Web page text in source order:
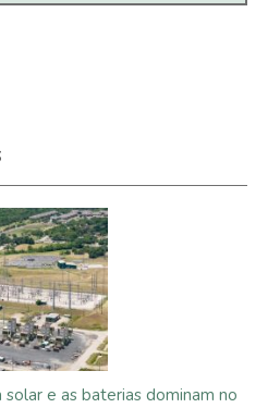
e as baterias dominam no